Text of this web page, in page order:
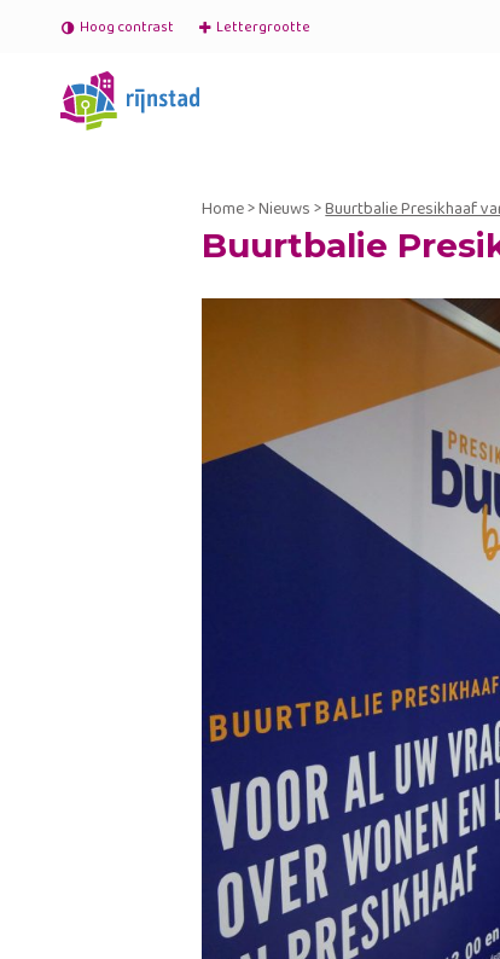
Hoog contrast Lettergrootte
Home>Nieuws>Buurtbalie Presikhaaf
Buurtbalie